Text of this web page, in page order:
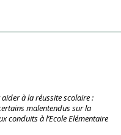
à la réussite scolaire :
malentendus sur la
conduits à l’Ecole Elémentaire